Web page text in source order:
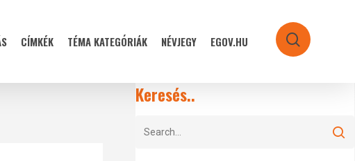
CÍMKÉK TÉMA KATEGÓRIÁK NÉVJEGY EGOV.HU search
Keresés..